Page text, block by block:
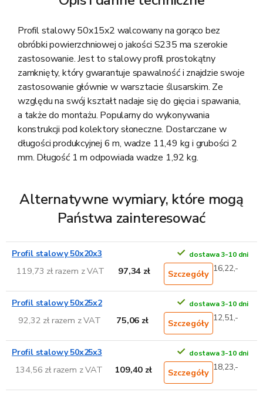
Profil stalowy 50x15x2 walcowany na gorąco bez
obróbki powierzchniowej o jakości S235 ma szerokie
zastosowanie. Jest to stalowy profil prostokątny
zamknięty, który gwarantuje spawalność i znajdzie swoje
zastosowanie głównie w warsztacie ślusarskim. Ze
względu na swój kształt nadaje się do gięcia i spawania,
a także do montażu. Popularny do wykonywania
konstrukcji pod kolektory słoneczne. Dostarczane w
długości produkcyjnej 6 m, wadze 11,49 kg i grubości 2
mm. Długość 1 m odpowiada wadze 1,92 kg.
Alternatywne wymiary, które mogą
Państwa zainteresować
Profil stalowy 50x20x3 dostawa 3-10 dni
119,73 zł razem z VAT 97,34 zł Szczegóły 16,22,-
Profil stalowy 50x25x2 dostawa 3-10 dni
92,32 zł razem z VAT 75,06 zł Szczegóły 12,51,-
Profil stalowy 50x25x3 dostawa 3-10 dni
134,56 zł razem z VAT 109,40 zł Szczegóły 18,23,-